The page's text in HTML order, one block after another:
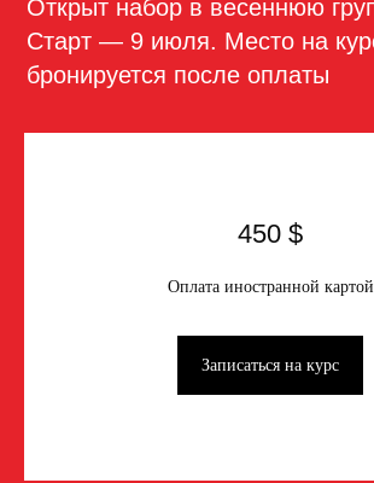
450 $
Оплата иностранной картой
Записаться на курс